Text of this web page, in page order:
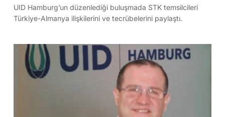
UID Hamburg’un düzenlediği buluşmada STK temsilcileri
Türkiye-Almanya ilişkilerini ve tecrübelerini paylaştı.